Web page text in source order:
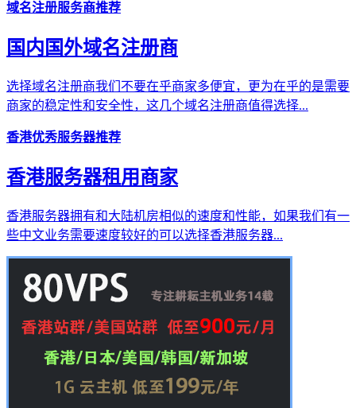
域名注册服务商推荐
国内国外域名注册商
选择域名注册商我们不要在乎商家多便宜，更为在乎的是需要
商家的稳定性和安全性，这几个域名注册商值得选择...
香港优秀服务器推荐
香港服务器租用商家
香港服务器拥有和大陆机房相似的速度和性能，如果我们有一
些中文业务需要速度较好的可以选择香港服务器...